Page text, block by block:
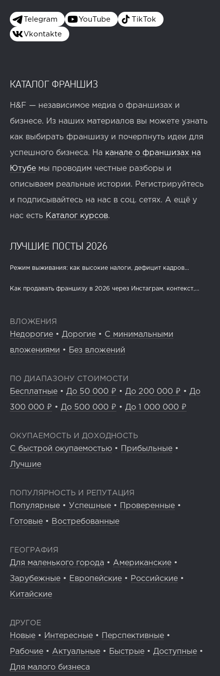
Telegram YouTube TikTok
Vkontakte
КАТАЛОГ ФРАНШИЗ
H&F — независимое медиа о франшизах и
бизнесе. Из наших материалов вы можете узнать
как выбирать франшизу и почерпнуть идеи для
успешного бизнеса. На канале о франшизах на
Ютубе мы проводим честные разборы и
описываем реальные истории. Регистрируйтесь
и подписывайтесь на нас в соц. сетях. А ещё у
нас есть Каталог курсов.
ЛУЧШИЕ ПОСТЫ 2026
Режим выживания: как высокие налоги, дефицит кадров...
Как продавать франшизу в 2026 через Инстаграм, контекст,...
ВЛОЖЕНИЯ
Недорогие • Дорогие • С минимальными
вложениями • Без вложений
ПО ДИАПАЗОНУ СТОИМОСТИ
Бесплатные • До 50 000 ₽ • До 200 000 ₽ • До
300 000 ₽ • До 500 000 ₽ • До 1 000 000 ₽
ОКУПАЕМОСТЬ И ДОХОДНОСТЬ
С быстрой окупаемостью • Прибыльные •
Лучшие
ПОПУЛЯРНОСТЬ И РЕПУТАЦИЯ
Популярные • Успешные • Проверенные •
Готовые • Востребованные
ГЕОГРАФИЯ
Для маленького города • Американские •
Зарубежные • Европейские • Российские •
Китайские
ДРУГОЕ
Новые • Интересные • Перспективные •
Рабочие • Актуальные • Быстрые • Доступные •
Для малого бизнеса